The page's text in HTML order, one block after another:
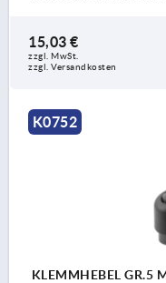
15,03 €
zzgl. MwSt.
zzgl. Versandkosten
K0752
KLEMMHEBEL GR.5